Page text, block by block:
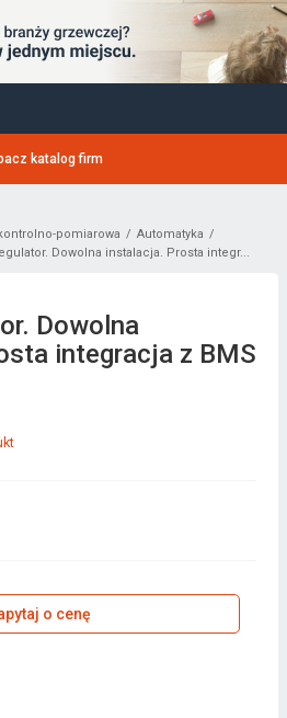
katalog firm
pomiarowa
Automatyka
Dowolna instalacja. Prosta integr...
Dowolna
integracja z BMS
o cenę